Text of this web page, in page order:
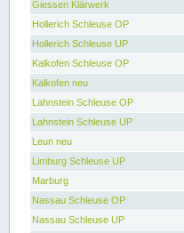
Giessen Klärwerk
Hollerich Schleuse OP
Hollerich Schleuse UP
Kalkofen Schleuse OP
Kalkofen neu
Lahnstein Schleuse OP
Lahnstein Schleuse UP
Leun neu
Limburg Schleuse UP
Marburg
Nassau Schleuse OP
Nassau Schleuse UP